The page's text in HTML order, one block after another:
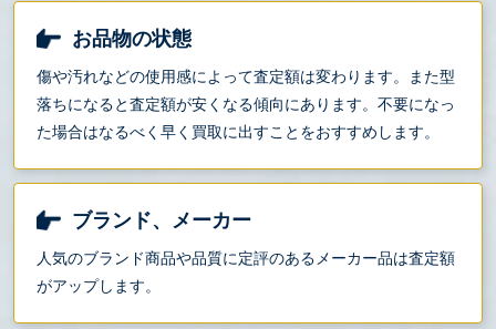
お品物の状態
傷や汚れなどの使用感によって査定額は変わります。また型
落ちになると査定額が安くなる傾向にあります。不要になっ
た場合はなるべく早く買取に出すことをおすすめします。
ブランド、メーカー
人気のブランド商品や品質に定評のあるメーカー品は査定額
がアップします。